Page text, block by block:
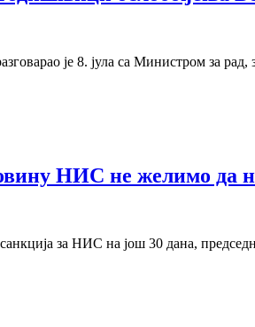
је 8. јула са Министром за
НИС не желимо да
за НИС на још 30 дана,